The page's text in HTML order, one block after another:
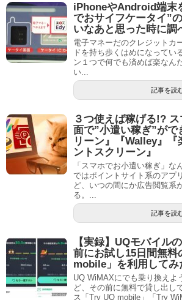
iPhoneやAndroid端末
でおサイフケータイ”
いなあと思った時に調
電子マネーだのクレジットカ
ドを持ち歩くはめになってい
ン１つで何でも済めば楽なん
い...
記事を読
３つ使えば稼げる!?
面で”小遣い稼ぎ”がで
リーン』『Walley』『
ントスクリーン』
「スマホでお小遣い稼ぎ」な
ではポイントサイト系のアプ
ど、いつの間にか広告閲覧系
る。...
記事を読
【実録】UQモバイル
前にお試し15日間無料
mobile」を利用してみ
UQ WiMAXにでも乗り換えよ
ど、その前に無料で貸し出し
ス「Try UQ mobile」「Try